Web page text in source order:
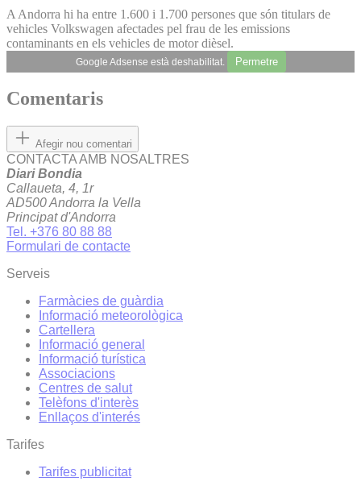
A Andorra hi ha entre 1.600 i 1.700 persones que són titulars de
vehicles Volkswagen afectades pel frau de les emissions
contaminants en els vehicles de motor dièsel.
Google Adsense està deshabilitat. Permetre
Comentaris
Afegir nou comentari
CONTACTA AMB NOSALTRES
Diari Bondia
Callaueta, 4, 1r
AD500 Andorra la Vella
Principat d'Andorra
Tel. +376 80 88 88
Formulari de contacte
Serveis
Farmàcies de guàrdia
Informació meteorològica
Cartellera
Informació general
Informació turística
Associacions
Centres de salut
Telèfons d'interès
Enllaços d'interés
Tarifes
Tarifes publicitat